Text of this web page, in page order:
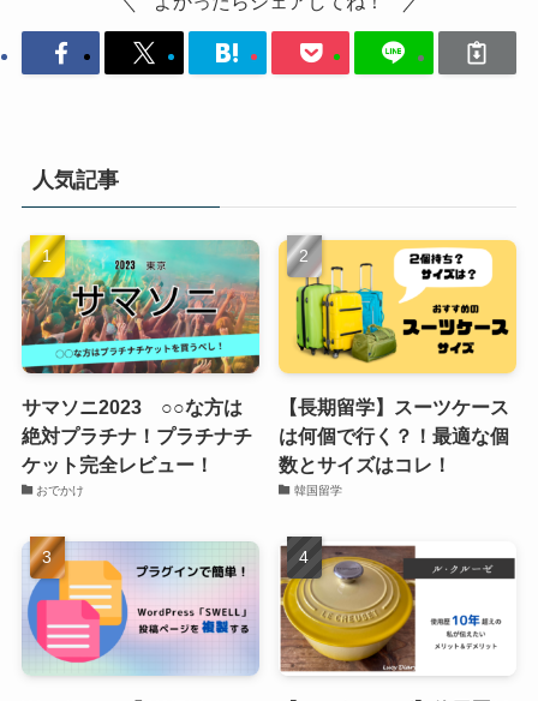
人気記事
サマソニ2023 ○○な方は
絶対プラチナ！プラチナチ
ケット完全レビュー！
おでかけ
【長期留学】スーツケース
は何個で行く？！最適な個
数とサイズはコレ！
韓国留学